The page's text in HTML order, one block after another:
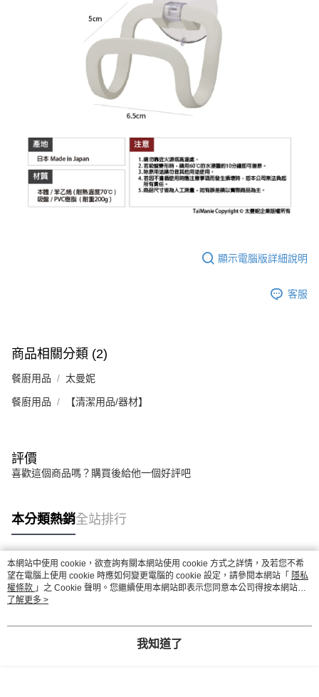
顯示電腦版詳細說明
客服
商品相關分類 (2)
餐廚用品 太曼妮
餐廚用品 【清潔用品/器材】
評價
喜歡這個商品嗎？購買後給他一個好評吧
本分類熱銷全站排行
熱門標籤
本網站中使用 cookie，欲查詢有關本網站使用 cookie 方式之詳情，及若您不希
望在電腦上使用 cookie 時應如何變更電腦的 cookie 設定，請參閱本網站「 隱私
權條款 」之 Cookie 聲明。您繼續使用本網站即表示您同意本公司得按本網站使
用條款之 Cookie 聲明使用 cookie。
了解更多 >
我知道了